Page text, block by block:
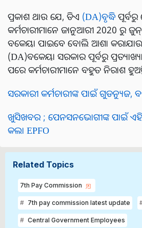
ପ୍ରକାଶ ଥାଉ ଯେ, ଡିଏ (DA)ବୃଦ୍ଧି ପୂର୍ବରୁ
କର୍ମଚାରୀମାନେ ଜାନୁଆରୀ 2020 ରୁ
ବକେୟା ପାଇବେ ବୋଲି ଆଶା
(DA)ବକେୟା ସରକାର ପୂର୍ବରୁ
ପରେ କର୍ମଚାରୀମାନେ ବହୁତ ନିରାଶ
ସରକାରୀ କର୍ମଚାରୀଙ୍କ ପାଇଁ ଗୁଡନ୍ୟୁଜ,
ଖୁସିଖବର ; ପେନସନଭୋଗୀଙ୍କ ପାଇଁ
କଲା EPFO
Related Topics
7th Pay Commission
7th pay commission latest update
Central Government Employees